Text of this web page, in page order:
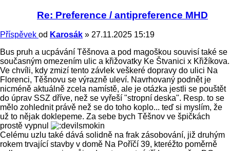
Re: Preference / antipreference MHD
Příspěvek od Karosák » 27.11.2025 15:19
Bus pruh a ucpávání Těšnova a pod magoškou souvisí také se
současným omezením ulic a křižovatky Ke Štvanici x Křižíkova.
Ve chvíli, kdy zmizí tento závlek veškeré dopravy do ulici Na
Florenci, Těšnovu se výrazně uleví. Navrhovaný podnět je
nicméně aktuálně zcela namístě, ale je otázka jestli se pouštět
do úprav SSZ dříve, než se vyřeší "stropní deska". Resp. to se
mělo zohlednit právě než se do toho koplo... teď si myslím, že
už to nějak doklepeme. Za sebe bych Těšnov ve špičkách
prostě vypnul
Celému uzlu také dává solidně na frak zásobování, již druhým
rokem trvající stavby v domě Na Poříčí 39, kteréžto poměrně